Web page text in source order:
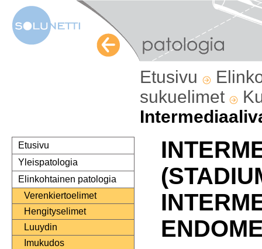
Etusivu
sukuelimet
Etusivu
Yleispatologia
Elinkohtainen patologia
Verenkiertoelimet
Hengityselimet
Luuydin
Imukudos